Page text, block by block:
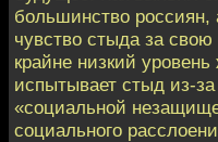
большинство
чувство стыда за свою
крайне низкий
испытывает стыд из-за
«социальной
социального